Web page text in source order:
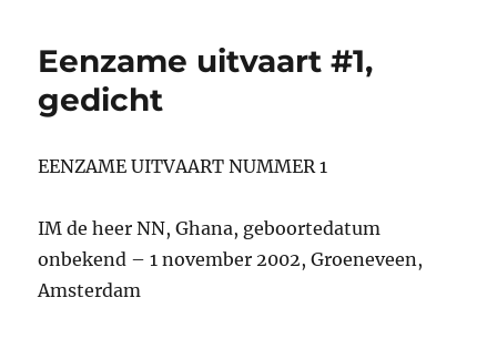
Eenzame uitvaart #1,
gedicht
EENZAME UITVAART NUMMER 1
IM de heer NN, Ghana, geboortedatum
onbekend – 1 november 2002, Groeneveen,
Amsterdam